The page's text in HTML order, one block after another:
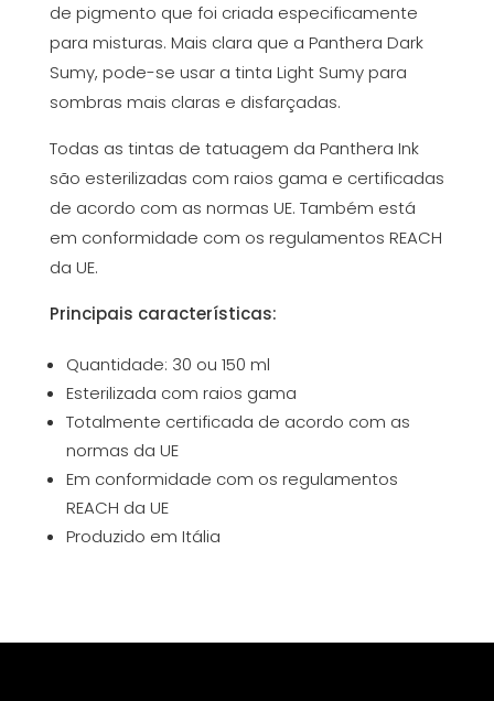
de pigmento que foi criada especificamente
para misturas. Mais clara que a Panthera Dark
Sumy, pode-se usar a tinta Light Sumy para
sombras mais claras e disfarçadas.
Todas as tintas de tatuagem da Panthera Ink
são esterilizadas com raios gama e certificadas
de acordo com as normas UE. Também está
em conformidade com os regulamentos REACH
da UE.
Principais características:
Quantidade: 30 ou 150 ml
Esterilizada com raios gama
Totalmente certificada de acordo com as
normas da UE
Em conformidade com os regulamentos
REACH da UE
Produzido em Itália